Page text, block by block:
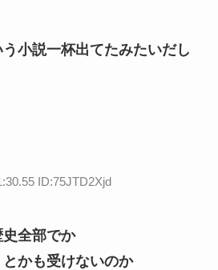
小説一杯出てたみたいだし
ID:75JTD2Xjd
全部でか
かも受けないのか